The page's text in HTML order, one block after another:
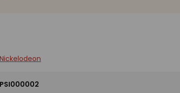
Nickelodeon
PSI000002